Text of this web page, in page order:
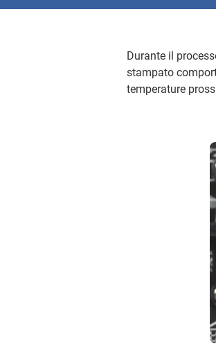
Durante il
stampato
temperature